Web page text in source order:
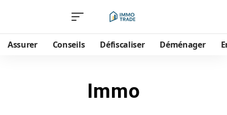
Assurer Conseils Défiscaliser Déménager
Immo